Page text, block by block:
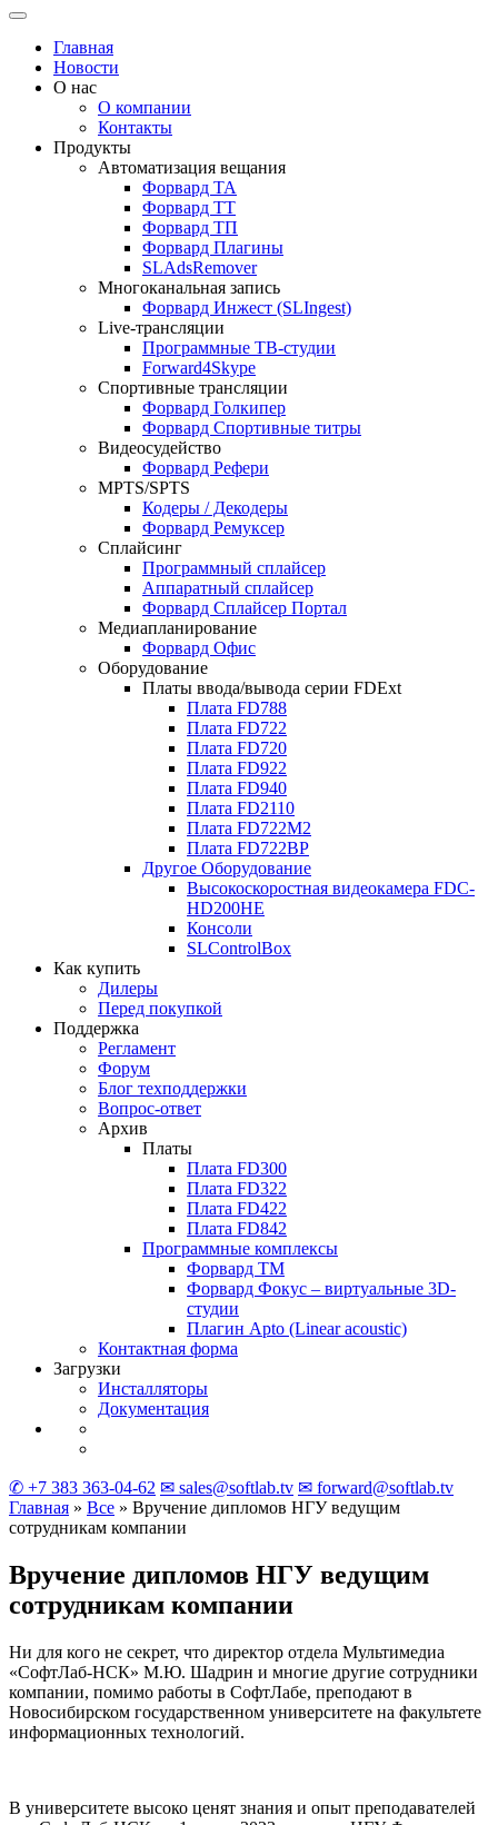
Главная
Новости
О нас
О компании
Контакты
Продукты
Автоматизация вещания
Форвард ТА
Форвард ТТ
Форвард ТП
Форвард Плагины
SLAdsRemover
Многоканальная запись
Форвард Инжест (SLIngest)
Live-трансляции
Программные ТВ-студии
Forward4Skype
Спортивные трансляции
Форвард Голкипер
Форвард Спортивные титры
Видеосудейство
Форвард Рефери
MPTS/SPTS
Кодеры / Декодеры
Форвард Ремуксер
Сплайсинг
Программный сплайсер
Аппаратный сплайсер
Форвард Сплайсер Портал
Медиапланирование
Форвард Офис
Оборудование
Платы ввода/вывода серии FDExt
Плата FD788
Плата FD722
Плата FD720
Плата FD922
Плата FD940
Плата FD2110
Плата FD722M2
Плата FD722BP
Другое Оборудование
Высокоскоростная видеокамера FDC-
HD200HE
Консоли
SLControlBox
Как купить
Дилеры
Перед покупкой
Поддержка
Регламент
Форум
Блог техподдержки
Вопрос-ответ
Архив
Платы
Плата FD300
Плата FD322
Плата FD422
Плата FD842
Программные комплексы
Форвард ТМ
Форвард Фокус – виртуальные 3D-
студии
Плагин Apto (Linearacoustic)
Контактная форма
Загрузки
Инсталляторы
Документация
✆ +7 383 363-04-62 ✉ sales@softlab.tv ✉ forward@softlab.tv
Главная » Все » Вручение дипломов НГУ ведущим
сотрудникам компании
Вручение дипломов НГУ ведущим
сотрудникам компании
Ни для кого не секрет, что директор отдела Мультимедиа
«СофтЛаб-НСК» М.Ю. Шадрин и многие другие сотрудники
компании, помимо работы в СофтЛабе, преподают в
Новосибирском государственном университете на факультете
информационных технологий.
В университете высоко ценят знания и опыт преподавателей